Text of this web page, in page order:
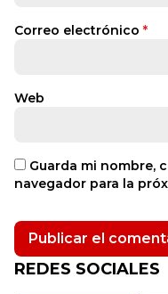
Correo electrónico *
Web
Guarda mi nombre,
navegador para la
REDES SOCIALES